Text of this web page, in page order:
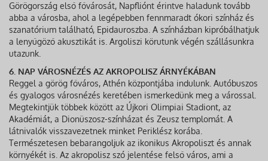
Görögország első fővárosát, Napfliónt érintve haladunk tovább
abba a városba, ahol a legépebben fennmaradt ókori színház és
szanatórium található, Epidauroszba. A színházban kipróbálhatjuk
a lenyűgöző akusztikát is. Argoliszi körutunk végén szállásunkra
utazunk.
6. NAP VÁROSNÉZÉS AZ AKROPOLISZ ÁRNYÉKÁBAN
Reggel a görög főváros, Athén központjába indulunk. Autóbuszos
és gyalogos városnézés keretében ismerkedünk meg a várossal.
Megtekintjük többek között az Újkori Olimpiai Stadiont, az
Akadémiát, a Dionüszosz-színházat és Zeusz templomát. A
látnivalók visszavezetnek minket Periklész korába.
Természetesen bebarangoljuk az ikonikus Akropoliszt és annak
környékét is. Az akropolisz szó jelentése felső város, ami a